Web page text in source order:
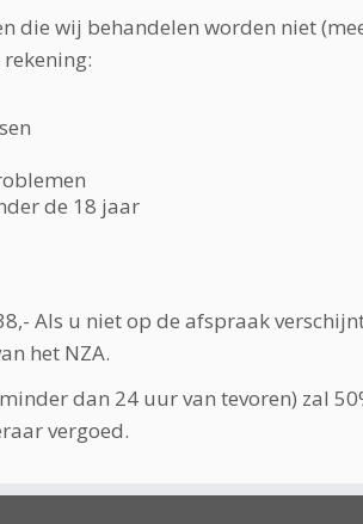
die wij behandelen worden niet
de 18 jaar
Als u niet op de afspraak
het NZA.
dan 24 uur van tevoren) zal
vergoed.